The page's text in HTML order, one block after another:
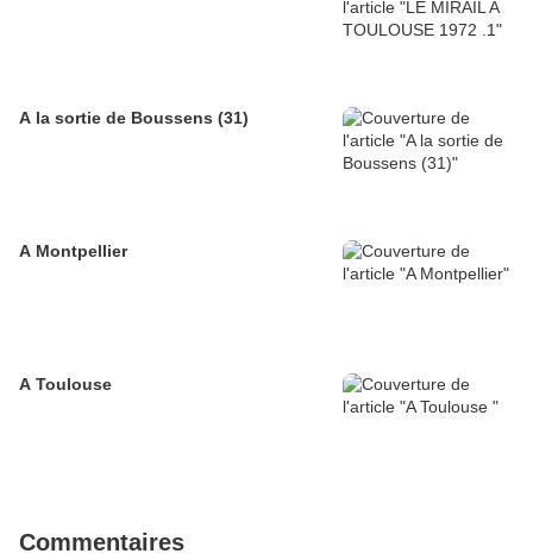
A la sortie de Boussens (31)
A Montpellier
A Toulouse
Commentaires